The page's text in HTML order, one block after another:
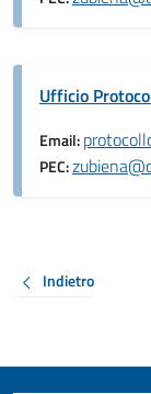
Ufficio
Email:
PEC:
Indietro